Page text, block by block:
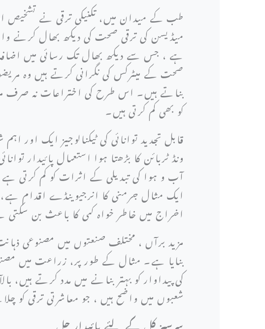
طب کے میدان میں، تکنیکی ترقی نے تشخیص
میڈیسن کی ترقی صحت کی دیکھ بھال کرنے
ہے ، جس سے دیکھ بھال تک رسائی میں اضافہ
صحت کے میٹرکس کی نگرانی کرتے ہیں وہ
بناتے ہیں۔ اس طرح کی اختراعات نہ صرف
کو بھی کم کرتی ہیں۔
قابل تجدید توانائی کی ٹیکنالوجیز ایک
ونڈ ٹربائن کا بڑھتا ہوا استعمال پائیدار
آب و ہوا کی تبدیلی کے اثرات کو کم کرتی
ایک مثال جرمنی کا انرجیوینڈے اقدام
اخراج میں خاطر خواہ کمی کا باعث بن
مزید برآں ، مختلف صنعتوں میں مصنوعی
بنایا ہے۔ مثال کے طور پر، زراعت میں
کی پیداوار کو بہتر بنانے میں مدد کرتے ہیں،
شعبوں میں واضح ہیں ، جو معاشرتی ترقی کو
سرسبز کل کے لئے پائیدار حل